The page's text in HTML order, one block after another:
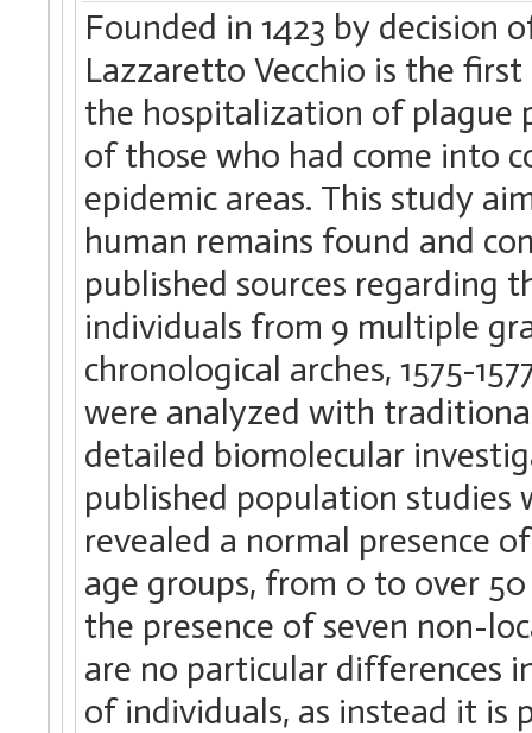
Founded in 1423 by decision
Lazzaretto Vecchio is the
the hospitalization of plague
of those who had come into
epidemic areas. This study
human remains found and
published sources regarding
individuals from 9 multiple
chronological arches, 1575-
were analyzed with
detailed biomolecular
published population studies
revealed a normal presence
age groups, from 0 to over
the presence of seven non-
are no particular differences
of individuals, as instead it